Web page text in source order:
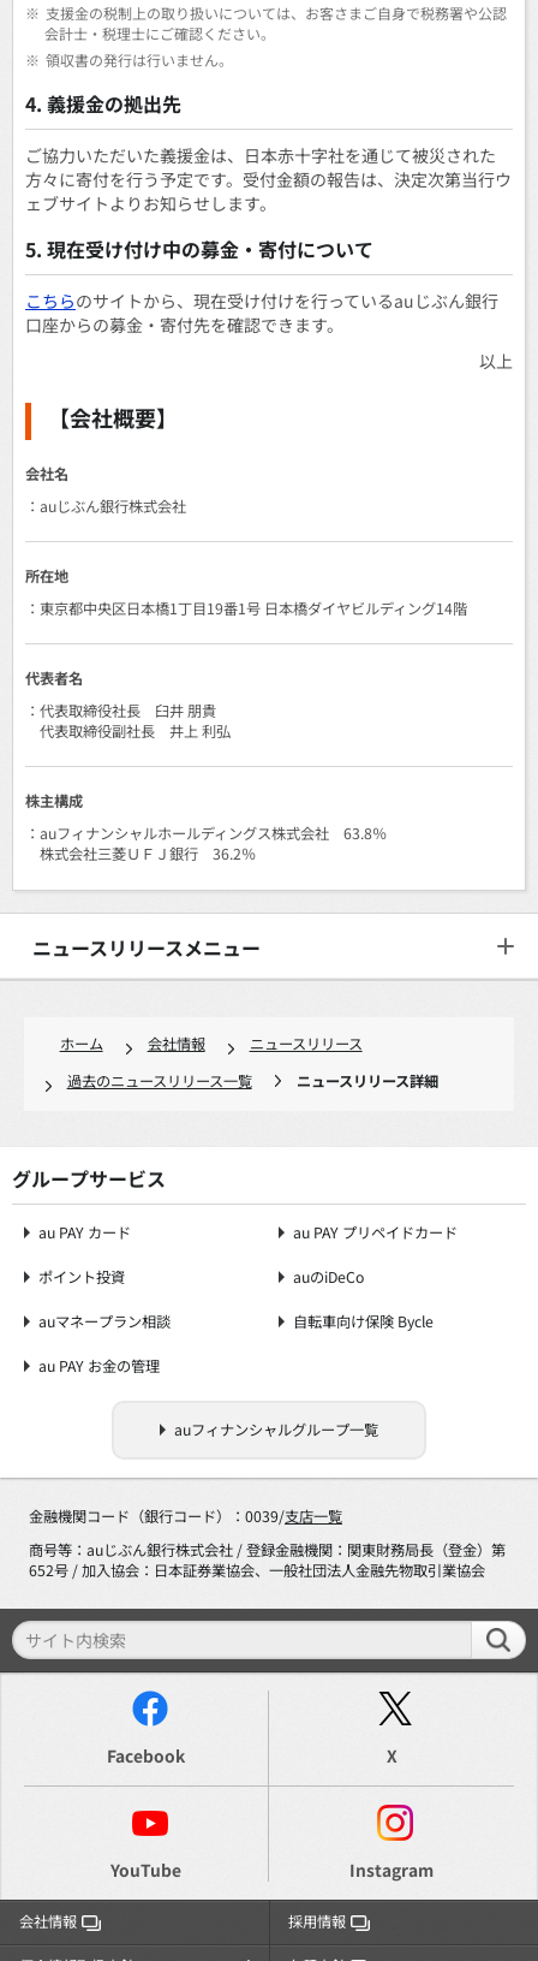
※ 支援金の税制上の取り扱いについては、お客さまご自身で税務署や公認
会計士・税理士にご確認ください。
※ 領収書の発行は行いません。
4. 義援金の拠出先
ご協力いただいた義援金は、日本赤十字社を通じて被災された
方々に寄付を行う予定です。受付金額の報告は、決定次第当行ウ
ェブサイトよりお知らせします。
5. 現在受け付け中の募金・寄付について
こちらのサイトから、現在受け付けを行っているauじぶん銀行
口座からの募金・寄付先を確認できます。
以上
【会社概要】
会社名
：auじぶん銀行株式会社
所在地
：東京都中央区日本橋1丁目19番1号 日本橋ダイヤビルディング14階
代表者名
：代表取締役社長 臼井 朋貴
代表取締役副社長 井上 利弘
株主構成
：auフィナンシャルホールディングス株式会社 63.8％
株式会社三菱ＵＦＪ銀行 36.2％
ニュースリリースメニュー
ホーム 会社情報
ニュースリリース
過去のニュースリリース一覧
ニュースリリース詳細
グループサービス
au PAY カード au PAY プリペイドカード
ポイント投資 auのiDeCo
auマネープラン相談 自転車向け保険 Bycle
au PAY お金の管理
auフィナンシャルグループ一覧
金融機関コード（銀行コード）：0039/支店一覧
商号等：auじぶん銀行株式会社 / 登録金融機関：関東財務局長（登金）第
652号 / 加入協会：日本証券業協会、一般社団法人金融先物取引業協会
Facebook X
YouTube Instagram
会社情報 採用情報